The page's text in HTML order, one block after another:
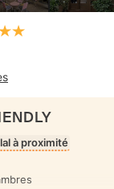
à proximité